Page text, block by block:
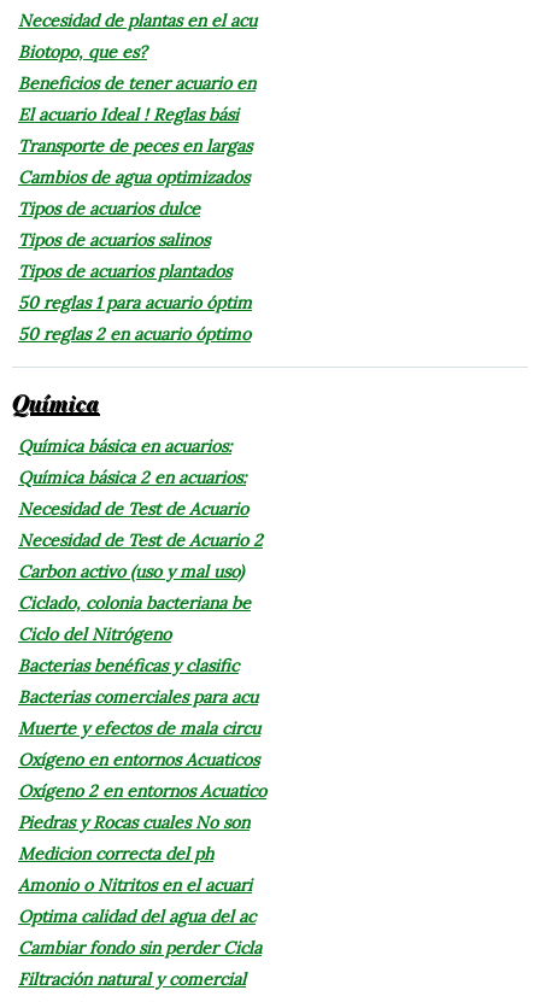
Necesidad de plantas en el acu
Biotopo, que es?
Beneficios de tener acuario en
El acuario Ideal ! Reglas bási
Transporte de peces en largas
Cambios de agua optimizados
Tipos de acuarios dulce
Tipos de acuarios salinos
Tipos de acuarios plantados
50 reglas 1 para acuario óptim
50 reglas 2 en acuario óptimo
Química
Química básica en acuarios:
Química básica 2 en acuarios:
Necesidad de Test de Acuario
Necesidad de Test de Acuario 2
Carbon activo (uso y mal uso)
Ciclado, colonia bacteriana be
Ciclo del Nitrógeno
Bacterias benéficas y clasific
Bacterias comerciales para acu
Muerte y efectos de mala circu
Oxígeno en entornos Acuaticos
Oxígeno 2 en entornos Acuatico
Piedras y Rocas cuales No son
Medicion correcta del ph
Amonio o Nitritos en el acuari
Optima calidad del agua del ac
Cambiar fondo sin perder Cicla
Filtración natural y comercial